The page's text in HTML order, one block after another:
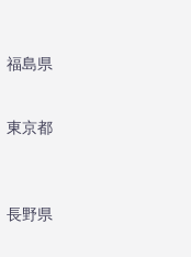
福島県
東京都
長野県